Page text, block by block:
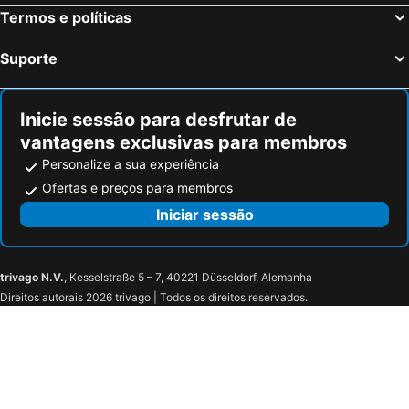
Dresden, Saxónia Hotéis
Termos e políticas
Suporte
Inicie sessão para desfrutar de
vantagens exclusivas para membros
Personalize a sua experiência
Ofertas e preços para membros
Iniciar sessão
trivago N.V., Kesselstraße 5 – 7, 40221 Düsseldorf, Alemanha
Direitos autorais 2026 trivago | Todos os direitos reservados.